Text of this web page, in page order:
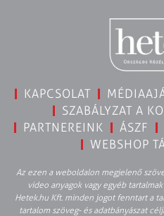
KAPCSOLAT
SZABÁLYZAT A
PARTNEREINK
ÁSZF
WEBSHOP
Az ezen a weboldalon megjelenő
video anyagok vagy egyéb
Hetek.hu Kft. minden jogot fenntart a
tartalom szöveg- és adatbányászat